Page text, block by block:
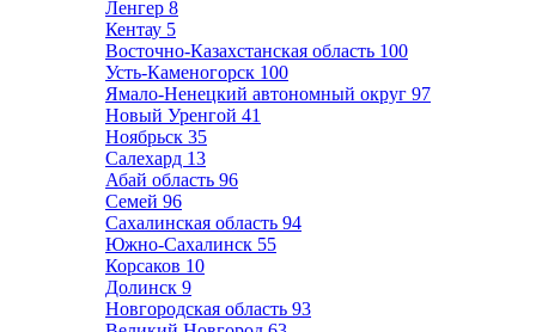
Ленгер 8
Кентау 5
Восточно-Казахстанская область 100
Усть-Каменогорск 100
Ямало-Ненецкий автономный округ 97
Новый Уренгой 41
Ноябрьск 35
Салехард 13
Абай область 96
Семей 96
Сахалинская область 94
Южно-Сахалинск 55
Корсаков 10
Долинск 9
Новгородская область 93